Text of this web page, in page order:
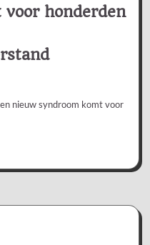
honderden
nieuw syndroom komt voor